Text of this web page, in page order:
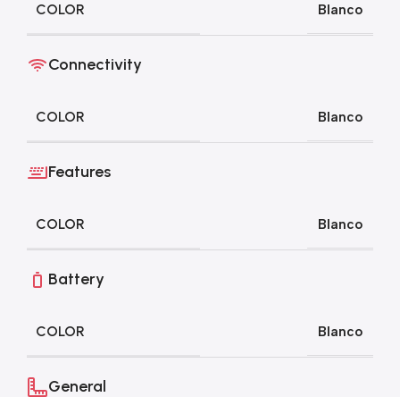
COLOR Blanco
Connectivity
COLOR Blanco
Features
COLOR Blanco
Battery
COLOR Blanco
General